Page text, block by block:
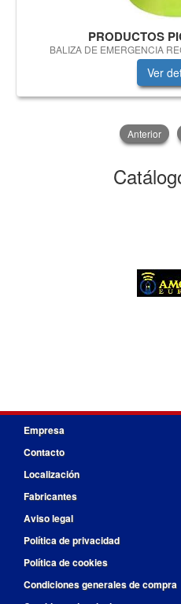
PRODUCTOS
BALIZA DE EMERGENCIA
Ver
Anterior
Empresa
Contacto
Localización
Fabricantes
Aviso legal
Política de privacidad
Política de cookies
Condiciones generales de compra